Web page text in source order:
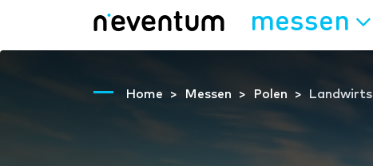
messen
Home Messen Polen